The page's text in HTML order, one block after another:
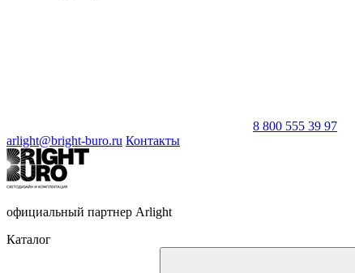
8 800 555 39 97
arlight@bright-buro.ru Контакты
официальный партнер Arlight
Каталог